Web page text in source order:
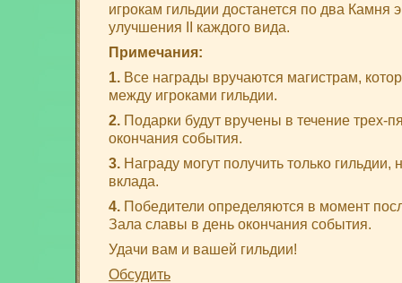
игрокам гильдии достанется по два Камня
улучшения II каждого вида.
Примечания:
1. Все награды вручаются магистрам,
между игроками гильдии.
2. Подарки будут вручены в течение трех-
окончания события.
3. Награду могут получить только
вклада.
4. Победители определяются в момент
Зала славы в день окончания события.
Удачи вам и вашей гильдии!
Обсудить